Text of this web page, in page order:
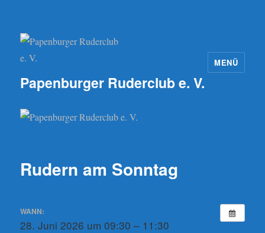
Papenburger Ruderclub e. V.
MENÜ
Rudern am Sonntag
WANN:
28. Juni 2026 um 09:30 – 11:30